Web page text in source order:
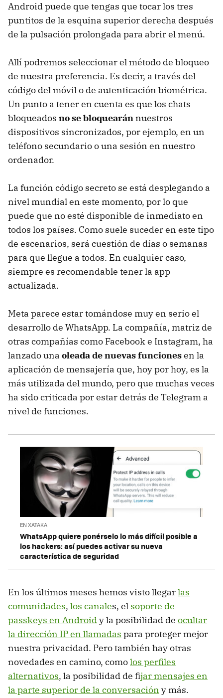
Android puede que tengas que tocar los tres
puntitos de la esquina superior derecha después
de la pulsación prolongada para abrir el menú.
Allí podremos seleccionar el método de bloqueo
de nuestra preferencia. Es decir, a través del
código del móvil o de autenticación biométrica.
Un punto a tener en cuenta es que los chats
bloqueados no se bloquearán nuestros
dispositivos sincronizados, por ejemplo, en un
teléfono secundario o una sesión en nuestro
ordenador.
La función código secreto se está desplegando a
nivel mundial en este momento, por lo que
puede que no esté disponible de inmediato en
todos los países. Como suele suceder en este tipo
de escenarios, será cuestión de días o semanas
para que llegue a todos. En cualquier caso,
siempre es recomendable tener la app
actualizada.
Meta parece estar tomándose muy en serio el
desarrollo de WhatsApp. La compañía, matriz de
otras compañías como Facebook e Instagram, ha
lanzado una oleada de nuevas funcionesen la
aplicación de mensajería que, hoy por hoy, es la
más utilizada del mundo, pero que muchas veces
ha sido criticada por estar detrás de Telegram a
nivel de funciones.
EN XATAKA
WhatsApp quiere ponérselo lo más difícil posible a
los hackers: así puedes activar su nueva
característica de seguridad
En los últimos meses hemos visto llegarlas
comunidades, los canales, el soporte de
passkeys en Androidy la posibilidad de ocultar
la dirección IP en llamadas para proteger mejor
nuestra privacidad. Pero también hay otras
novedades en camino, comolos perfiles
alternativos, la posibilidad de fijar mensajes en
la parte superior de la conversación y más.